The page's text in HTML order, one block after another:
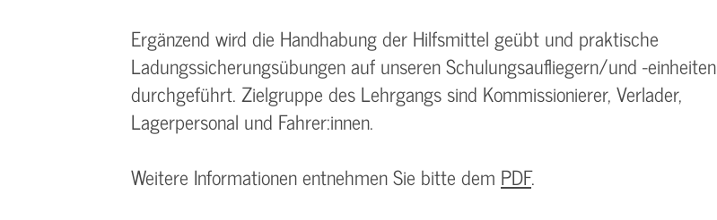
Ergänzend wird die Handhabung der Hilfsmittel geübt und praktische
Ladungssicherungsübungen auf unseren Schulungsaufliegern/und -einheiten
durchgeführt. Zielgruppe des Lehrgangs sind Kommissionierer, Verlader,
Lagerpersonal und Fahrer:innen.
Weitere Informationen entnehmen Sie bitte dem PDF.